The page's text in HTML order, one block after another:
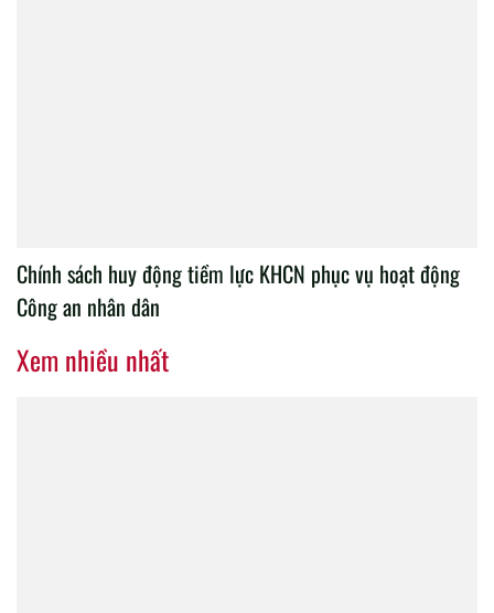
Chính sách huy động tiềm lực KHCN phục vụ hoạt động
Công an nhân dân
Xem nhiều nhất